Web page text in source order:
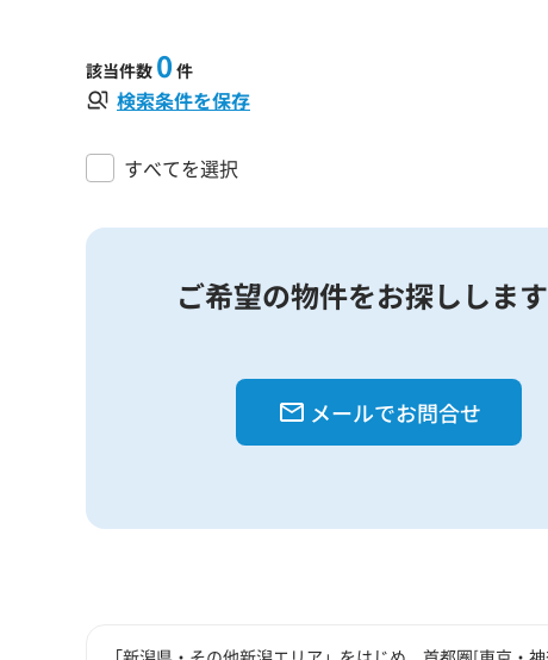
該当件数 0 件
検索条件を保存
すべてを選択
ご希望の物件をお探しします
メールでお問合せ